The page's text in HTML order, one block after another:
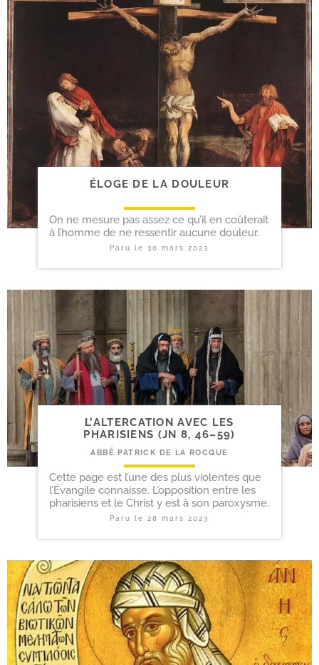
ÉLOGE DE LA DOULEUR
On ne mesure pas assez ce qu’il en coûterait
à l’homme de ne ressentir aucune douleur.
Paru le30 mars 2023
L’ALTERCATION AVEC LES
PHARISIENS (JN 8, 46–59)
ABBÉ PATRICK DE LA ROCQUE
Cette page est l’une des plus violentes que
l’Évangile connaisse. L’opposition entre les
pharisiens et le Christ y est à son paroxysme.
Paru le28 mars 2023